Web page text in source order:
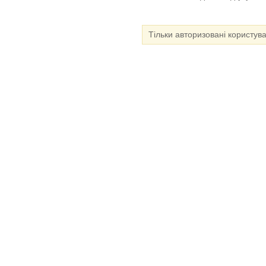
Тільки авторизовані